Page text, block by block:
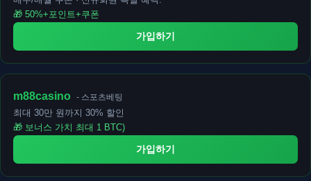
🎁 50%+포인트+쿠폰
가입하기
m88casino - 스포츠베팅
최대 30만 원까지 30% 할인
🎁 보너스 가치 최대 1 BTC)
가입하기